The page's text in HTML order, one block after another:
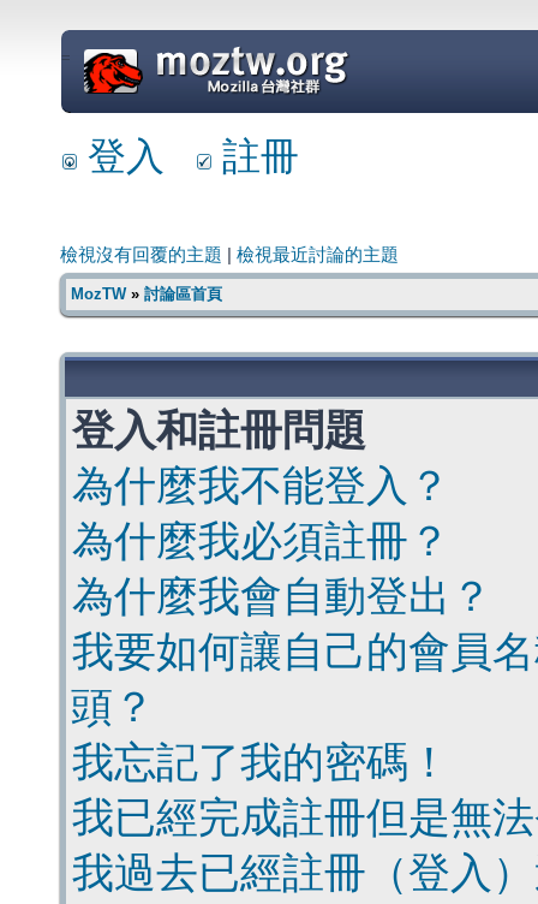
=
登入 註冊
檢視沒有回覆的主題 檢視最近討論的主題
MozTW» 討論區首頁
登入和註冊問題
為什麼我不能登入？
為什麼我必須註冊？
為什麼我會自動登出？
我要如何讓自己的會員
頭？
我忘記了我的密碼！
我已經完成註冊但是無
我過去已經註冊（登入